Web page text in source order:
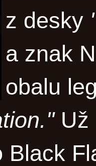
z desky
a znak
obalu
Už
Black